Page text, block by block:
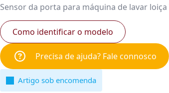
Sensor da porta para máquina de lavar loiça
Como identificar o modelo
Precisa de ajuda? Fale connosco
Artigo sob encomenda